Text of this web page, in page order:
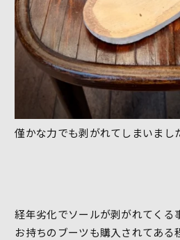
僅かな力でも剥がれてしまいまし
経年劣化でソールが剥がれてくる
お持ちのブーツも購入されてある